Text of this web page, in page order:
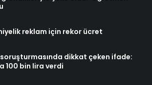
reklam için rekor ücret
dikkat çeken ifade:
100 bin lira verdi